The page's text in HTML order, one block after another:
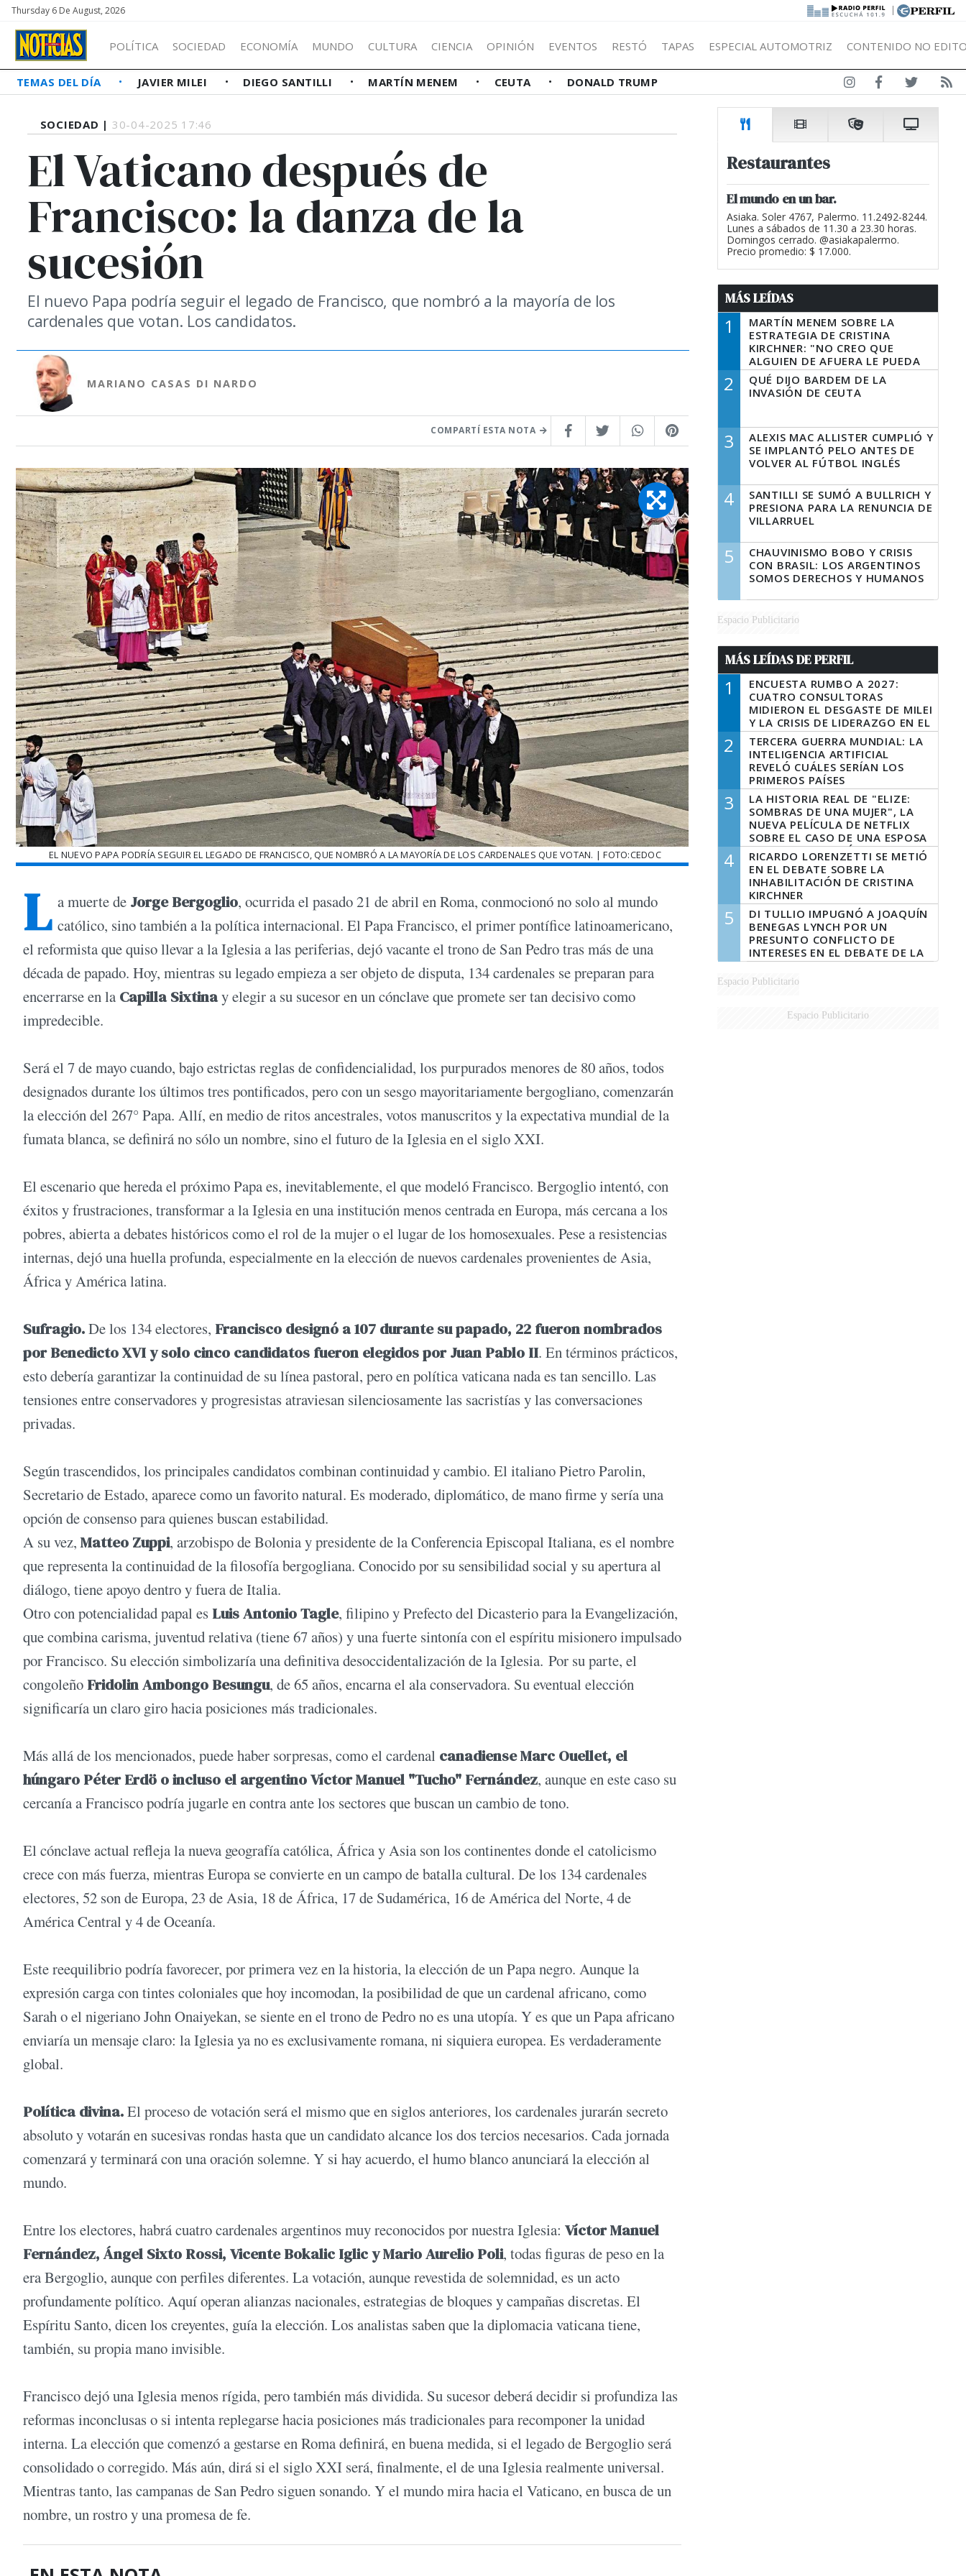
Thursday 6 De August, 2026 |
POLÍTICA SOCIEDAD ECONOMÍA MUNDO CULTURA CIENCIA OPINIÓN EVENTOS RESTÓ TAPAS ESPECIAL AUTOMOTRIZ CONTENIDO NO
TEMAS DEL DÍA JAVIER MILEI DIEGO SANTILLI MARTÍN MENEM CEUTA DONALD TRUMP
SOCIEDAD | 30-04-2025 17:46
El Vaticano después de
Francisco: la danza de la
sucesión
El nuevo Papa podría seguir el legado de Francisco, que nombró a la mayoría de los
cardenales que votan. Los candidatos.
MARIANO CASAS DI NARDO
COMPARTÍ ESTA NOTA
EL NUEVO PAPA PODRÍA SEGUIR EL LEGADO DE FRANCISCO, QUE NOMBRÓ A LA MAYORÍA DE LOS CARDENALES QUE VOTAN. | FOTO:CEDOC
L a muerte de Jorge Bergoglio, ocurrida el pasado 21 de abril en Roma, conmocionó no solo al mundo
católico, sino también a la política internacional. El Papa Francisco, el primer pontífice latinoamericano,
el reformista que quiso llevar a la Iglesia a las periferias, dejó vacante el trono de San Pedro tras más de una
década de papado. Hoy, mientras su legado empieza a ser objeto de disputa, 134 cardenales se preparan para
encerrarse en la Capilla Sixtinay elegir a su sucesor en un cónclave que promete ser tan decisivo como
impredecible.
Será el 7 de mayo cuando, bajo estrictas reglas de confidencialidad, los purpurados menores de 80 años, todos
designados durante los últimos tres pontificados, pero con un sesgo mayoritariamente bergogliano, comenzarán
la elección del 267° Papa. Allí, en medio de ritos ancestrales, votos manuscritos y la expectativa mundial de la
fumata blanca, se definirá no sólo un nombre, sino el futuro de la Iglesia en el siglo XXI.
El escenario que hereda el próximo Papa es, inevitablemente, el que modeló Francisco. Bergoglio intentó, con
éxitos y frustraciones, transformar a la Iglesia en una institución menos centrada en Europa, más cercana a los
pobres, abierta a debates históricos como el rol de la mujer o el lugar de los homosexuales. Pese a resistencias
internas, dejó una huella profunda, especialmente en la elección de nuevos cardenales provenientes de Asia,
África y América latina.
Sufragio.De los 134 electores, Francisco designó a 107 durante su papado, 22 fueron nombrados
por Benedicto XVI y solo cinco candidatos fueron elegidos por Juan Pablo II. En términos prácticos,
esto debería garantizar la continuidad de su línea pastoral, pero en política vaticana nada es tan sencillo. Las
tensiones entre conservadores y progresistas atraviesan silenciosamente las sacristías y las conversaciones
privadas.
Según trascendidos, los principales candidatos combinan continuidad y cambio. El italiano Pietro Parolin,
Secretario de Estado, aparece como un favorito natural. Es moderado, diplomático, de mano firme y sería una
opción de consenso para quienes buscan estabilidad.
A su vez, Matteo Zuppi, arzobispo de Bolonia y presidente de la Conferencia Episcopal Italiana, es el nombre
que representa la continuidad de la filosofía bergogliana. Conocido por su sensibilidad social y su apertura al
diálogo, tiene apoyo dentro y fuera de Italia.
Otro con potencialidad papal es Luis Antonio Tagle, filipino y Prefecto del Dicasterio para la Evangelización,
que combina carisma, juventud relativa (tiene 67 años) y una fuerte sintonía con el espíritu misionero impulsado
por Francisco. Su elección simbolizaría una definitiva desoccidentalización de la Iglesia. Por su parte, el
congoleño Fridolin Ambongo Besungu, de 65 años, encarna el ala conservadora. Su eventual elección
significaría un claro giro hacia posiciones más tradicionales.
Más allá de los mencionados, puede haber sorpresas, como el cardenal canadiense Marc Ouellet, el
húngaro Péter Erdö o incluso el argentino Víctor Manuel "Tucho" Fernández, aunque en este caso su
cercanía a Francisco podría jugarle en contra ante los sectores que buscan un cambio de tono.
El cónclave actual refleja la nueva geografía católica, África y Asia son los continentes donde el catolicismo
crece con más fuerza, mientras Europa se convierte en un campo de batalla cultural. De los 134 cardenales
electores, 52 son de Europa, 23 de Asia, 18 de África, 17 de Sudamérica, 16 de América del Norte, 4 de
América Central y 4 de Oceanía.
Este reequilibrio podría favorecer, por primera vez en la historia, la elección de un Papa negro. Aunque la
expresión carga con tintes coloniales que hoy incomodan, la posibilidad de que un cardenal africano, como
Sarah o el nigeriano John Onaiyekan, se siente en el trono de Pedro no es una utopía. Y es que un Papa africano
enviaría un mensaje claro: la Iglesia ya no es exclusivamente romana, ni siquiera europea. Es verdaderamente
global.
Política divina.El proceso de votación será el mismo que en siglos anteriores, los cardenales jurarán secreto
absoluto y votarán en sucesivas rondas hasta que un candidato alcance los dos tercios necesarios. Cada jornada
comenzará y terminará con una oración solemne. Y si hay acuerdo, el humo blanco anunciará la elección al
mundo.
Entre los electores, habrá cuatro cardenales argentinos muy reconocidos por nuestra Iglesia: Víctor Manuel
Fernández, Ángel Sixto Rossi, Vicente Bokalic Iglic y Mario Aurelio Poli, todas figuras de peso en la
era Bergoglio, aunque con perfiles diferentes. La votación, aunque revestida de solemnidad, es un acto
profundamente político. Aquí operan alianzas nacionales, estrategias de bloques y campañas discretas. El
Espíritu Santo, dicen los creyentes, guía la elección. Los analistas saben que la diplomacia vaticana tiene,
también, su propia mano invisible.
Francisco dejó una Iglesia menos rígida, pero también más dividida. Su sucesor deberá decidir si profundiza las
reformas inconclusas o si intenta replegarse hacia posiciones más tradicionales para recomponer la unidad
interna. La elección que comenzó a gestarse en Roma definirá, en buena medida, si el legado de Bergoglio será
consolidado o corregido. Más aún, dirá si el siglo XXI será, finalmente, el de una Iglesia realmente universal.
Mientras tanto, las campanas de San Pedro siguen sonando. Y el mundo mira hacia el Vaticano, en busca de un
nombre, un rostro y una promesa de fe.
Restaurantes
El mundo en un bar.
Asiaka. Soler 4767, Palermo. 11.2492-8244.
Lunes a sábados de 11.30 a 23.30 horas.
Domingos cerrado. @asiakapalermo.
Precio promedio: $ 17.000.
MÁS LEÍDAS
1
MARTÍN MENEM SOBRE LA
ESTRATEGIA DE CRISTINA
KIRCHNER: "NO CREO QUE
ALGUIEN DE AFUERA LE PUEDA
DECIR A LA JUSTICIA LO QUE
TIENE QUE HACER"
2
QUÉ DIJO BARDEM DE LA
INVASIÓN DE CEUTA
3
ALEXIS MAC ALLISTER CUMPLIÓ Y
SE IMPLANTÓ PELO ANTES DE
VOLVER AL FÚTBOL INGLÉS
4
SANTILLI SE SUMÓ A BULLRICH Y
PRESIONA PARA LA RENUNCIA DE
VILLARRUEL
5
CHAUVINISMO BOBO Y CRISIS
CON BRASIL: LOS ARGENTINOS
SOMOS DERECHOS Y HUMANOS
Espacio Publicitario
MÁS LEÍDAS DE PERFIL
1
ENCUESTA RUMBO A 2027:
CUATRO CONSULTORAS
MIDIERON EL DESGASTE DE MILEI
Y LA CRISIS DE LIDERAZGO EN EL
PERONISMO
2
TERCERA GUERRA MUNDIAL: LA
INTELIGENCIA ARTIFICIAL
REVELÓ CUÁLES SERÍAN LOS
PRIMEROS PAÍSES
LATINOAMERICANOS EN SER
DERROTADOS
3
LA HISTORIA REAL DE "ELIZE:
SOMBRAS DE UNA MUJER", LA
NUEVA PELÍCULA DE NETFLIX
SOBRE EL CASO DE UNA ESPOSA
QUE DESCUARTIZÓ A SU
MARIDO
4
RICARDO LORENZETTI SE METIÓ
EN EL DEBATE SOBRE LA
INHABILITACIÓN DE CRISTINA
KIRCHNER
5
DI TULLIO IMPUGNÓ A JOAQUÍN
BENEGAS LYNCH POR UN
PRESUNTO CONFLICTO DE
INTERESES EN EL DEBATE DE LA
LEY DE TIERRAS
Espacio Publicitario
Espacio Publicitario